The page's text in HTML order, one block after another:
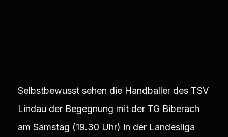
Selbstbewusst sehen die Handballer des TSV
Lindau der Begegnung mit der TG Biberach
am Samstag (19.30 Uhr) in der Landesliga